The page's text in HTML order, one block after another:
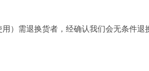
）需退换货者，经确认我们会无条件退